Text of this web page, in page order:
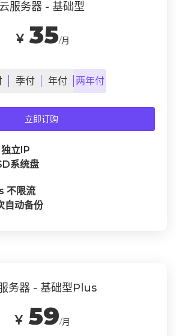
云服务器 - 基础型
￥35/月
季付 年付 两年付
立即订购
立IP
系统盘
不限流
自动备份
务器 - 基础型Plus
￥ 59/月